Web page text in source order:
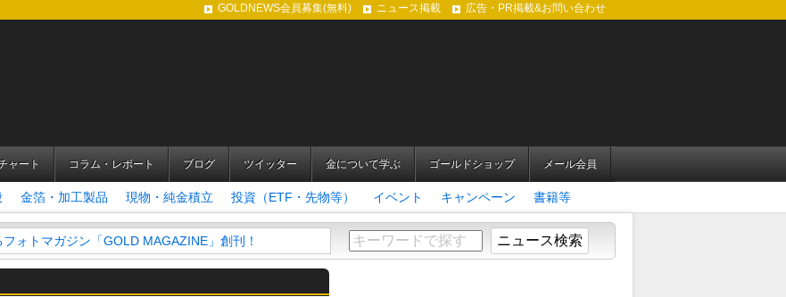
GOLDNEWS会員募集(無料) ニュース掲載 広告・PR掲載&お問い合わせ
ャート コラム・レポート ブログ ツイッター 金について学ぶ ゴールドショップ メール会員
金箔・加工製品 現物・純金積立 投資（ETF・先物等） イベント キャンペーン 書籍等
ォトマガジン「GOLD MAGAZINE」創刊！